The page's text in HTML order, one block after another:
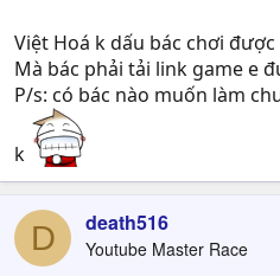
Việt Hoá k dấu bác chơi được
Mà bác phải tải link game e
P/s: có bác nào muốn làm
k
D death516
Youtube Master Race